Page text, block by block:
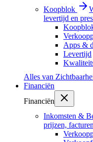
Koopblok
levertijd en
Apps &
Levertijd
Alles van
Financiën
Financiën
Inkomsten &
prijzen,